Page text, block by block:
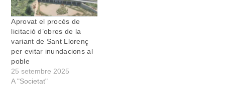
Aprovat el procés de
licitació d’obres de la
variant de Sant Llorenç
per evitar inundacions al
poble
25 setembre 2025
A "Societat"